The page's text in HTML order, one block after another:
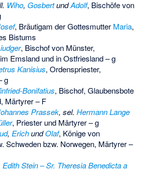
Wiho, GosbertundAdolf, Bischöfe von
, Bräutigam der Gottesmutter Maria,
Bistums
, Bischof von Münster,
Emsland und in Ostfriesland – g
Kanisius, Ordenspriester,
g
Bonifatius, Bischof, Glaubensbote
Märtyrer – F
Prassek, sel. Hermann Lange
, Priester und Märtyrer – g
, ErichundOlaf, Könige von
Schweden bzw. Norwegen, Märtyrer –
Edith Stein – Sr. Theresia Benedicta a